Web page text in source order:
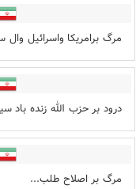
مرگ برامریکا واسرائیل
درود بر حزب الله زنده باد
مرگ بر اصلاح طلب...